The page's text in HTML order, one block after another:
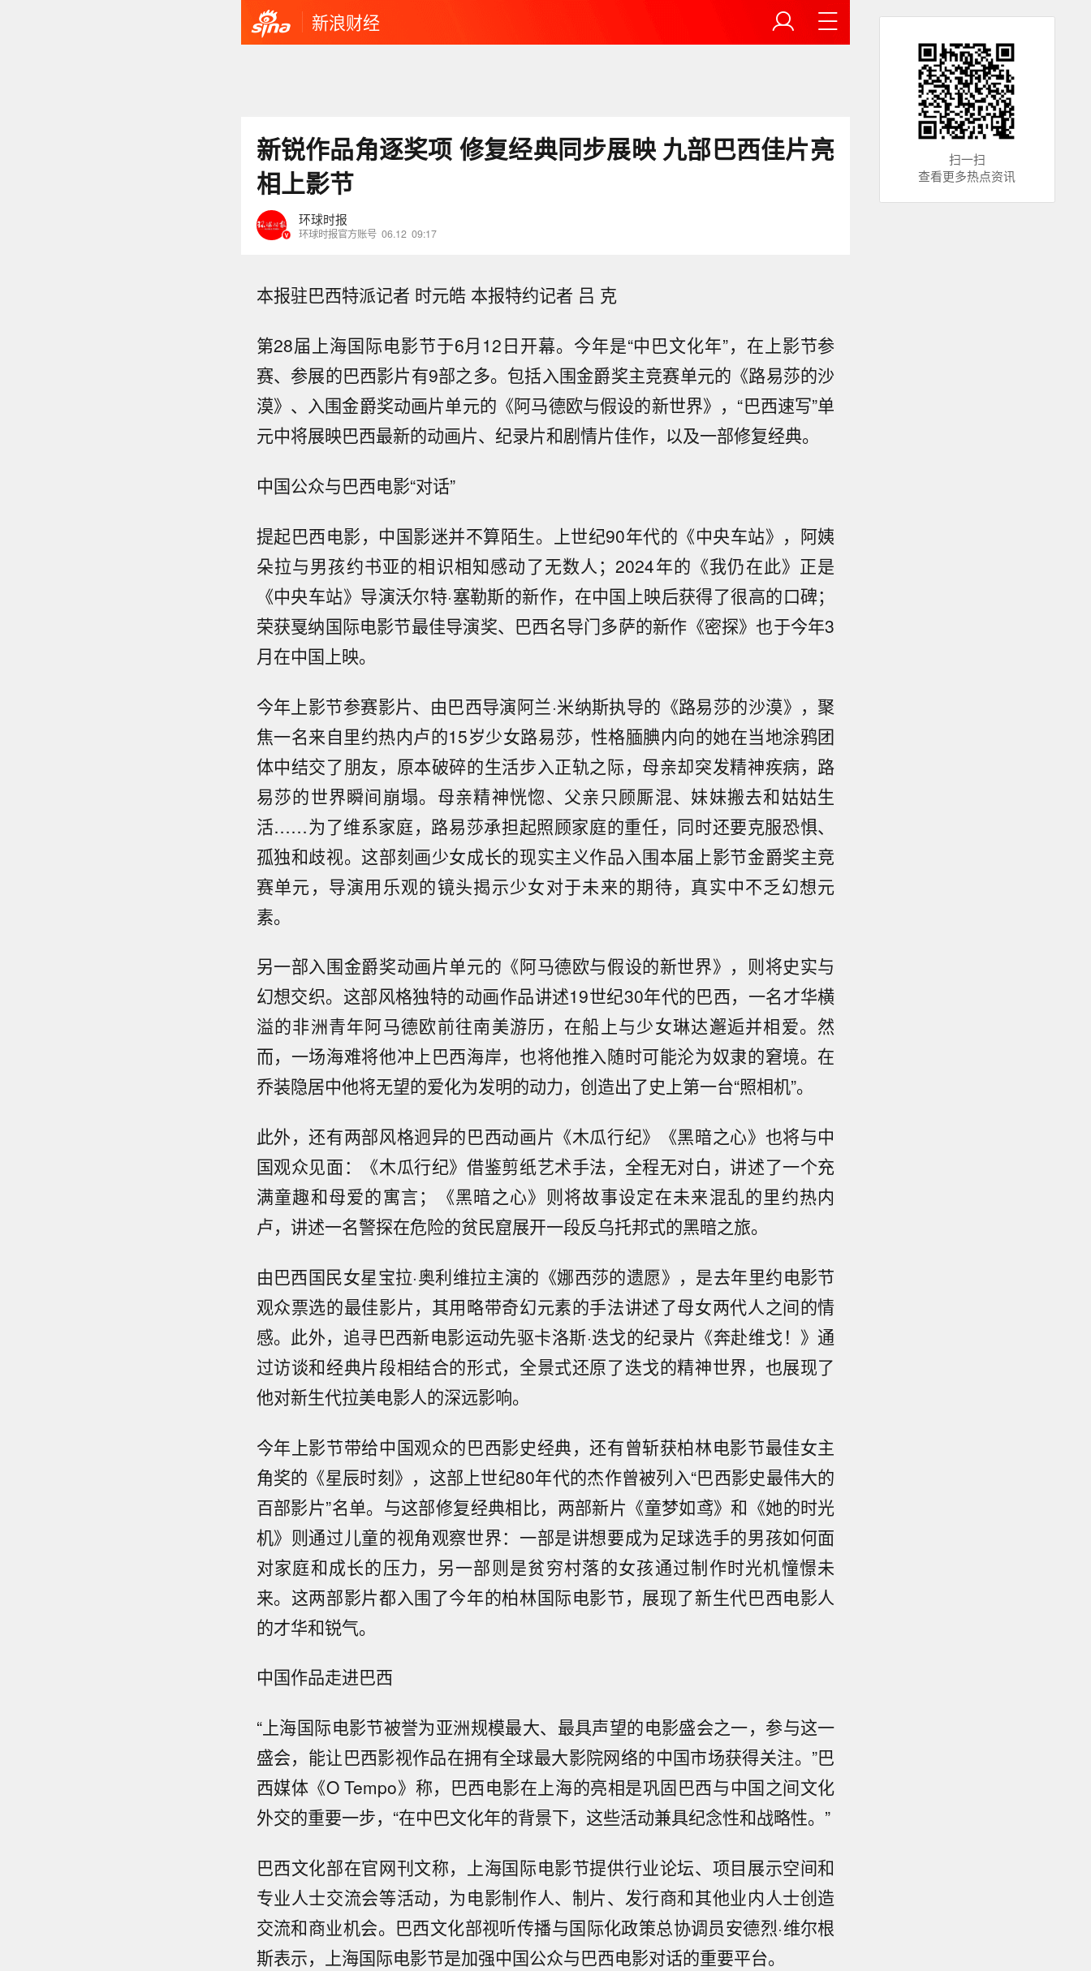
新浪财经
新锐作品角逐奖项 修复经典同步展映 九部巴西佳片亮
相上影节
环球时报
环球时报官方账号 06.12 09:17
本报驻巴西特派记者 时元皓 本报特约记者 吕 克
第28届上海国际电影节于6月12日开幕。今年是“中巴文化年”，在上影节参
赛、参展的巴西影片有9部之多。包括入围金爵奖主竞赛单元的《路易莎的沙
漠》、入围金爵奖动画片单元的《阿马德欧与假设的新世界》，“巴西速写”单
元中将展映巴西最新的动画片、纪录片和剧情片佳作，以及一部修复经典。
中国公众与巴西电影“对话”
提起巴西电影，中国影迷并不算陌生。上世纪90年代的《中央车站》，阿姨
朵拉与男孩约书亚的相识相知感动了无数人；2024年的《我仍在此》正是
《中央车站》导演沃尔特·塞勒斯的新作，在中国上映后获得了很高的口碑；
荣获戛纳国际电影节最佳导演奖、巴西名导门多萨的新作《密探》也于今年3
月在中国上映。
今年上影节参赛影片、由巴西导演阿兰·米纳斯执导的《路易莎的沙漠》，聚
焦一名来自里约热内卢的15岁少女路易莎，性格腼腆内向的她在当地涂鸦团
体中结交了朋友，原本破碎的生活步入正轨之际，母亲却突发精神疾病，路
易莎的世界瞬间崩塌。母亲精神恍惚、父亲只顾厮混、妹妹搬去和姑姑生
活……为了维系家庭，路易莎承担起照顾家庭的重任，同时还要克服恐惧、
孤独和歧视。这部刻画少女成长的现实主义作品入围本届上影节金爵奖主竞
赛单元，导演用乐观的镜头揭示少女对于未来的期待，真实中不乏幻想元
素。
另一部入围金爵奖动画片单元的《阿马德欧与假设的新世界》，则将史实与
幻想交织。这部风格独特的动画作品讲述19世纪30年代的巴西，一名才华横
溢的非洲青年阿马德欧前往南美游历，在船上与少女琳达邂逅并相爱。然
而，一场海难将他冲上巴西海岸，也将他推入随时可能沦为奴隶的窘境。在
乔装隐居中他将无望的爱化为发明的动力，创造出了史上第一台“照相机”。
此外，还有两部风格迥异的巴西动画片《木瓜行纪》《黑暗之心》也将与中
国观众见面：《木瓜行纪》借鉴剪纸艺术手法，全程无对白，讲述了一个充
满童趣和母爱的寓言；《黑暗之心》则将故事设定在未来混乱的里约热内
卢，讲述一名警探在危险的贫民窟展开一段反乌托邦式的黑暗之旅。
由巴西国民女星宝拉·奥利维拉主演的《娜西莎的遗愿》，是去年里约电影节
观众票选的最佳影片，其用略带奇幻元素的手法讲述了母女两代人之间的情
感。此外，追寻巴西新电影运动先驱卡洛斯·迭戈的纪录片《奔赴维戈！》通
过访谈和经典片段相结合的形式，全景式还原了迭戈的精神世界，也展现了
他对新生代拉美电影人的深远影响。
今年上影节带给中国观众的巴西影史经典，还有曾斩获柏林电影节最佳女主
角奖的《星辰时刻》，这部上世纪80年代的杰作曾被列入“巴西影史最伟大的
百部影片”名单。与这部修复经典相比，两部新片《童梦如鸢》和《她的时光
机》则通过儿童的视角观察世界：一部是讲想要成为足球选手的男孩如何面
对家庭和成长的压力，另一部则是贫穷村落的女孩通过制作时光机憧憬未
来。这两部影片都入围了今年的柏林国际电影节，展现了新生代巴西电影人
的才华和锐气。
中国作品走进巴西
“上海国际电影节被誉为亚洲规模最大、最具声望的电影盛会之一，参与这一
盛会，能让巴西影视作品在拥有全球最大影院网络的中国市场获得关注。”巴
西媒体《O Tempo》称，巴西电影在上海的亮相是巩固巴西与中国之间文化
外交的重要一步，“在中巴文化年的背景下，这些活动兼具纪念性和战略性。”
巴西文化部在官网刊文称，上海国际电影节提供行业论坛、项目展示空间和
专业人士交流会等活动，为电影制作人、制片、发行商和其他业内人士创造
交流和商业机会。巴西文化部视听传播与国际化政策总协调员安德烈·维尔根
斯表示，上海国际电影节是加强中国公众与巴西电影对话的重要平台。
扫一扫
查看更多热点资讯